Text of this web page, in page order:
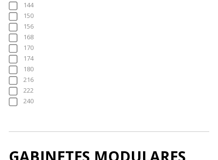
144
150
156
168
170
174
180
216
222
240